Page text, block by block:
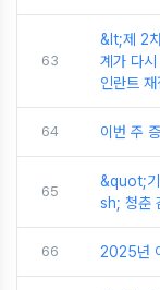
63
&lt;제 2
계가 다
인란트 재
64 이번 주
65
&quot;
sh; 청춘
66 2025년